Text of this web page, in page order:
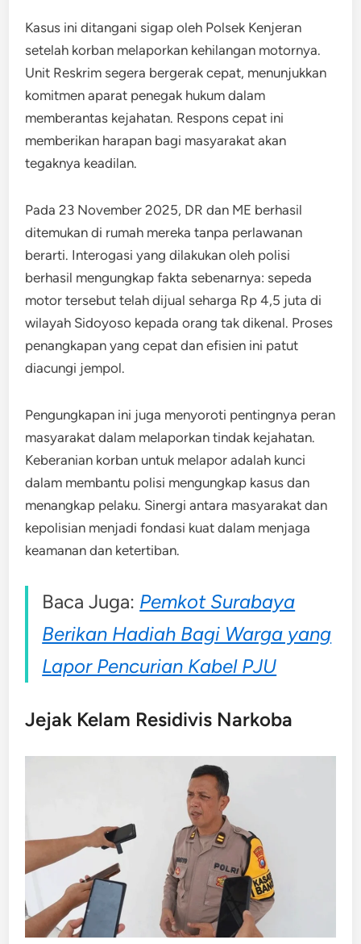
Kasus ini ditangani sigap oleh Polsek Kenjeran
setelah korban melaporkan kehilangan motornya.
Unit Reskrim segera bergerak cepat, menunjukkan
komitmen aparat penegak hukum dalam
memberantas kejahatan. Respons cepat ini
memberikan harapan bagi masyarakat akan
tegaknya keadilan.
Pada 23 November 2025, DR dan ME berhasil
ditemukan di rumah mereka tanpa perlawanan
berarti. Interogasi yang dilakukan oleh polisi
berhasil mengungkap fakta sebenarnya: sepeda
motor tersebut telah dijual seharga Rp 4,5 juta di
wilayah Sidoyoso kepada orang tak dikenal. Proses
penangkapan yang cepat dan efisien ini patut
diacungi jempol.
Pengungkapan ini juga menyoroti pentingnya peran
masyarakat dalam melaporkan tindak kejahatan.
Keberanian korban untuk melapor adalah kunci
dalam membantu polisi mengungkap kasus dan
menangkap pelaku. Sinergi antara masyarakat dan
kepolisian menjadi fondasi kuat dalam menjaga
keamanan dan ketertiban.
Baca Juga: Pemkot Surabaya
Berikan Hadiah Bagi Warga yang
Lapor Pencurian Kabel PJU
Jejak Kelam Residivis Narkoba